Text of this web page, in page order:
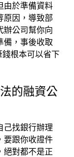
由於準備資料
原因，導致部
辦公司幫你向
備，事後收取
根本可以省下
的融資公
己找銀行辦理
要跟你收證件
絕對都不是正